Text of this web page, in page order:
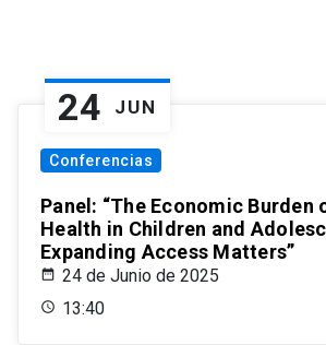
24 JUN
Conferencias
Panel: “The Economic Burden
Health in Children and
Expanding Access Matters”
24 de Junio de 2025
13:40